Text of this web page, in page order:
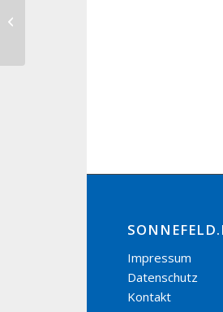
Impressum
Datenschutz
Kontakt